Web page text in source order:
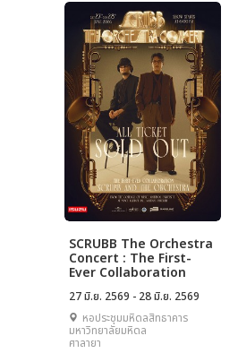
SCRUBB The Orchestra
Concert : The First-
Ever Collaboration
27 มิ.ย. 2569 - 28 มิ.ย. 2569
หอประชุมมหิดลสิทธาคาร
มหาวิทยาลัยมหิดล
ศาลายา